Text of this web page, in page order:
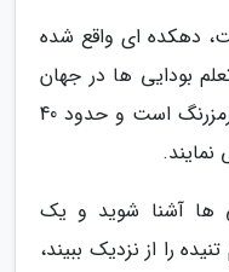
دهکده ای واقع شده
بودایی ها در جهان
است. لارونگ گار پر از خانه های قرمزرنگ است و حدود 40
ها آشنا شوید و یک
را از نزدیک ببیند،